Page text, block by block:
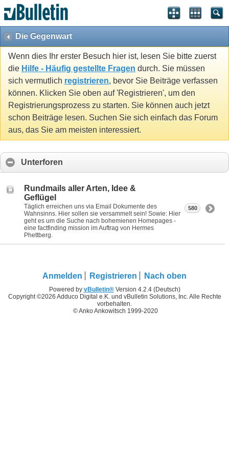
Die Gegenwart
Wenn dies Ihr erster Besuch hier ist, lesen Sie bitte zuerst
die Hilfe - Häufig gestellte Fragen durch. Sie müssen
sich vermutlich registrieren, bevor Sie Beiträge verfassen
können. Klicken Sie oben auf 'Registrieren', um den
Registrierungsprozess zu starten. Sie können auch jetzt
schon Beiträge lesen. Suchen Sie sich einfach das Forum
aus, das Sie am meisten interessiert.
Unterforen
Rundmails aller Arten, Idee &
Geflügel
Täglich erreichen uns via Email Dokumente des
Wahnsinns. Hier sollen sie versammelt sein! Sowie: Hier
geht es um die Suche nach bohemienen Homepages -
eine factfinding mission im Auftrag von Hermes
Phettberg.
580
Anmelden Registrieren Nach oben
Powered by vBulletin®Version 4.2.4 (Deutsch)
Copyright ©2026 Adduco Digital e.K. und vBulletin Solutions, Inc. Alle Rechte
vorbehalten.
© Anko Ankowitsch 1999-2020